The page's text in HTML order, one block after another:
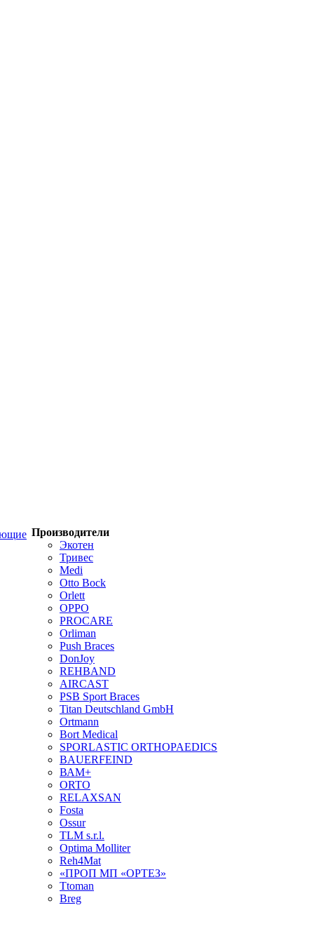
Производители
Экотен
Тривес
Medi
Otto Bock
Orlett
OPPO
PROCARE
Orliman
Push Braces
DonJoy
REHBAND
AIRCAST
PSB Sport Braces
Titan Deutschland GmbH
Ortmann
Bort Medical
SPORLASTIC ORTHOPAEDICS
BAUERFEIND
ВАМ+
ORTO
RELAXSAN
Fosta
Ossur
TLM s.r.l.
Optima Molliter
Reh4Mat
«ПРОП МП «ОРТЕЗ»
Ttoman
Breg